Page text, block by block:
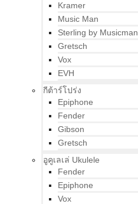
Kramer
Music Man
Sterling by Musicman
Gretsch
Vox
EVH
กีต้าร์โปร่ง
Epiphone
Fender
Gibson
Gretsch
อูคูเลเล่ Ukulele
Fender
Epiphone
Vox